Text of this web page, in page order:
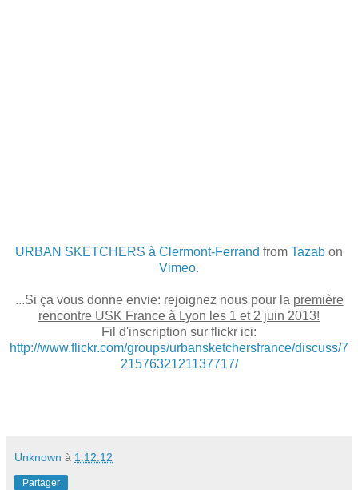
URBAN SKETCHERS à Clermont-Ferrand from Tazab on
Vimeo.
...Si ça vous donne envie: rejoignez nous pour la première
rencontre USK France à Lyon les 1 et 2 juin 2013!
Fil d'inscription sur flickr ici:
http://www.flickr.com/groups/urbansketchersfrance/discuss/7
2157632121137717/
Unknown à 1.12.12
Partager